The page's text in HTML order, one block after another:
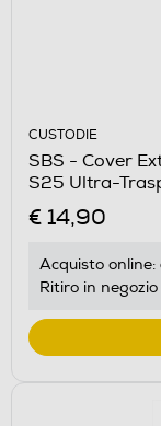
CUSTODIE
SBS - Cover
S25 Ultra-
€ 14,90
Acquisto online:
Ritiro in